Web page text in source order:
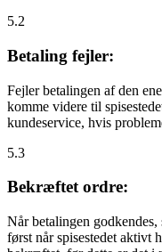
5.2
Betaling fejler:
Fejler betalingen af den
komme videre til
kundeservice, hvis
5.3
Bekræftet ordre:
Når betalingen godkendes,
først når spisestedet aktivt